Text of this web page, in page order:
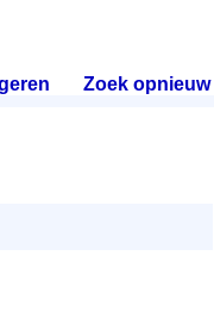
Zoek opnieuw.